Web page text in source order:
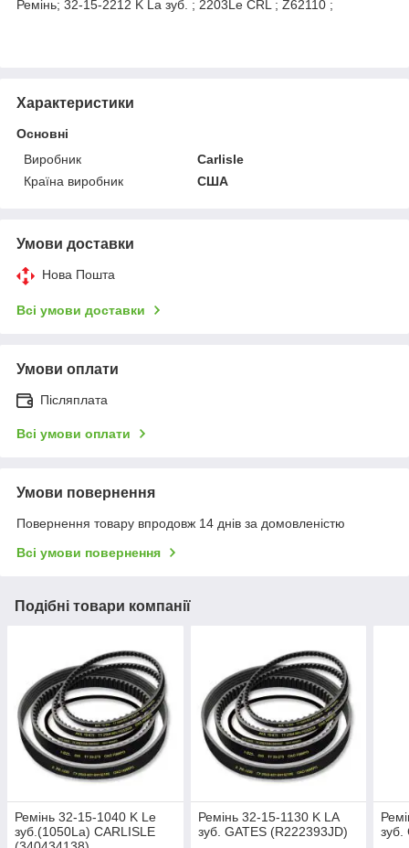
Ремінь; 32-15-2212 K La зуб. ; 2203Le CRL ; Z62110 ;
Характеристики
Основні
Виробник
Carlisle
Країна виробник
США
Умови доставки
Нова Пошта
Всі умови доставки
Умови оплати
Післяплата
Всі умови оплати
Умови повернення
Повернення товару впродовж 14 днів за домовленістю
Всі умови повернення
Подібні товари компанії
Ремінь 32-15-1040 K Le
зуб.(1050La) CARLISLE
Ремінь 32-15-1130 K LA
зуб. GATES (R222393JD)
зуб.